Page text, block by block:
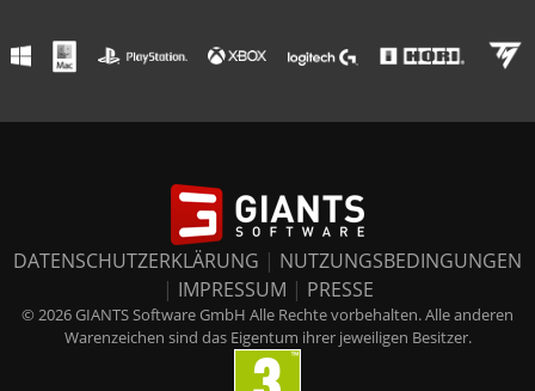
DATENSCHUTZERKLÄRUNG | NUTZUNGSBEDINGUNGEN
| IMPRESSUM | PRESSE
© 2026 GIANTS Software GmbH Alle Rechte vorbehalten. Alle anderen
Warenzeichen sind das Eigentum ihrer jeweiligen Besitzer.